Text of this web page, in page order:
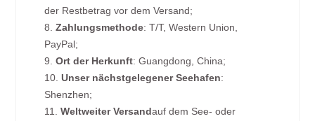
der Restbetrag vor dem Versand;
8.Zahlungsmethode: T/T, Western Union,
PayPal;
9.Ort der Herkunft: Guangdong, China;
10.Unser nächstgelegener Seehafen:
Shenzhen;
11.Weltweiter Versandauf dem See- oder